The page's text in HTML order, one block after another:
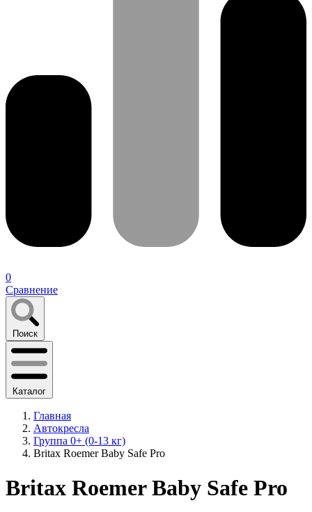
0
Сравнение
Поиск
Каталог
Главная
Автокресла
Группа 0+ (0-13 кг)
Britax Roemer Baby Safe Pro
Britax Roemer Baby Safe Pro